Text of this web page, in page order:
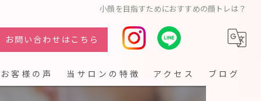
小顔を目指すためにおすすめの顔トレは？
お問い合わせはこちら
お客様の声 当サロンの特徴 アクセス ブログ